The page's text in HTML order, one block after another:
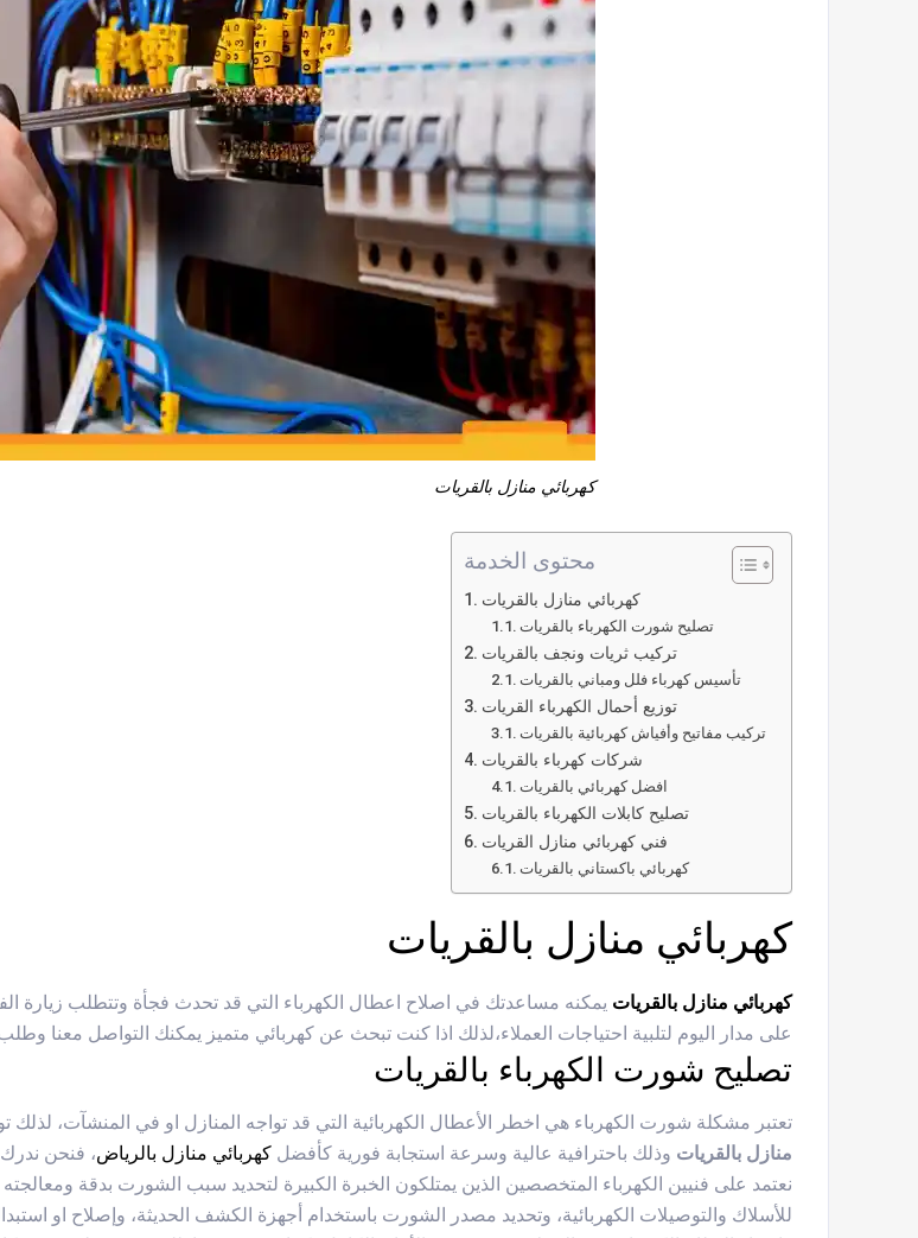
كهربائي منازل بالقريات
محتوى الخدمة
كهربائي منازل بالقريات
تصليح شورت الكهرباء بالقريات
تركيب ثريات ونجف بالقريات
تأسيس كهرباء فلل ومباني بالقريات
توزيع أحمال الكهرباء القريات
تركيب مفاتيح وأفياش كهربائية بالقريات
شركات كهرباء بالقريات
افضل كهربائي بالقريات
تصليح كابلات الكهرباء بالقريات
فني كهربائي منازل القريات
كهربائي باكستاني بالقريات
كهربائي منازل بالقريات
كهربائي منازل بالقريات يمكنه مساعدتك في اصلاح اعطال الكهرباء التي قد تحدث فجأة وتتطلب زيارة
على مدار اليوم لتلبية احتياجات العملاء،لذلك اذا كنت تبحث عن كهربائي متميز يمكنك التواصل معنا
تصليح شورت الكهرباء بالقريات
تعتبر مشكلة شورت الكهرباء هي اخطر الأعطال الكهربائية التي قد تواجه المنازل او في المنشآت،
منازل بالقريات وذلك باحترافية عالية وسرعة استجابة فورية كأفضل كهربائي منازل بالرياض، فنحن
نعتمد على فنيين الكهرباء المتخصصين الذين يمتلكون الخبرة الكبيرة لتحديد سبب الشورت بدقة
للأسلاك والتوصيلات الكهربائية، وتحديد مصدر الشورت باستخدام أجهزة الكشف الحديثة، وإصلاح او